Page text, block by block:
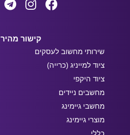
קישור מהיר
שירותי מחשוב לעסקים
ציוד למייניג (כרייה)
ציוד היקפי
מחשבים ניידים
מחשבי גיימינג
מוצרי גיימינג
כללי